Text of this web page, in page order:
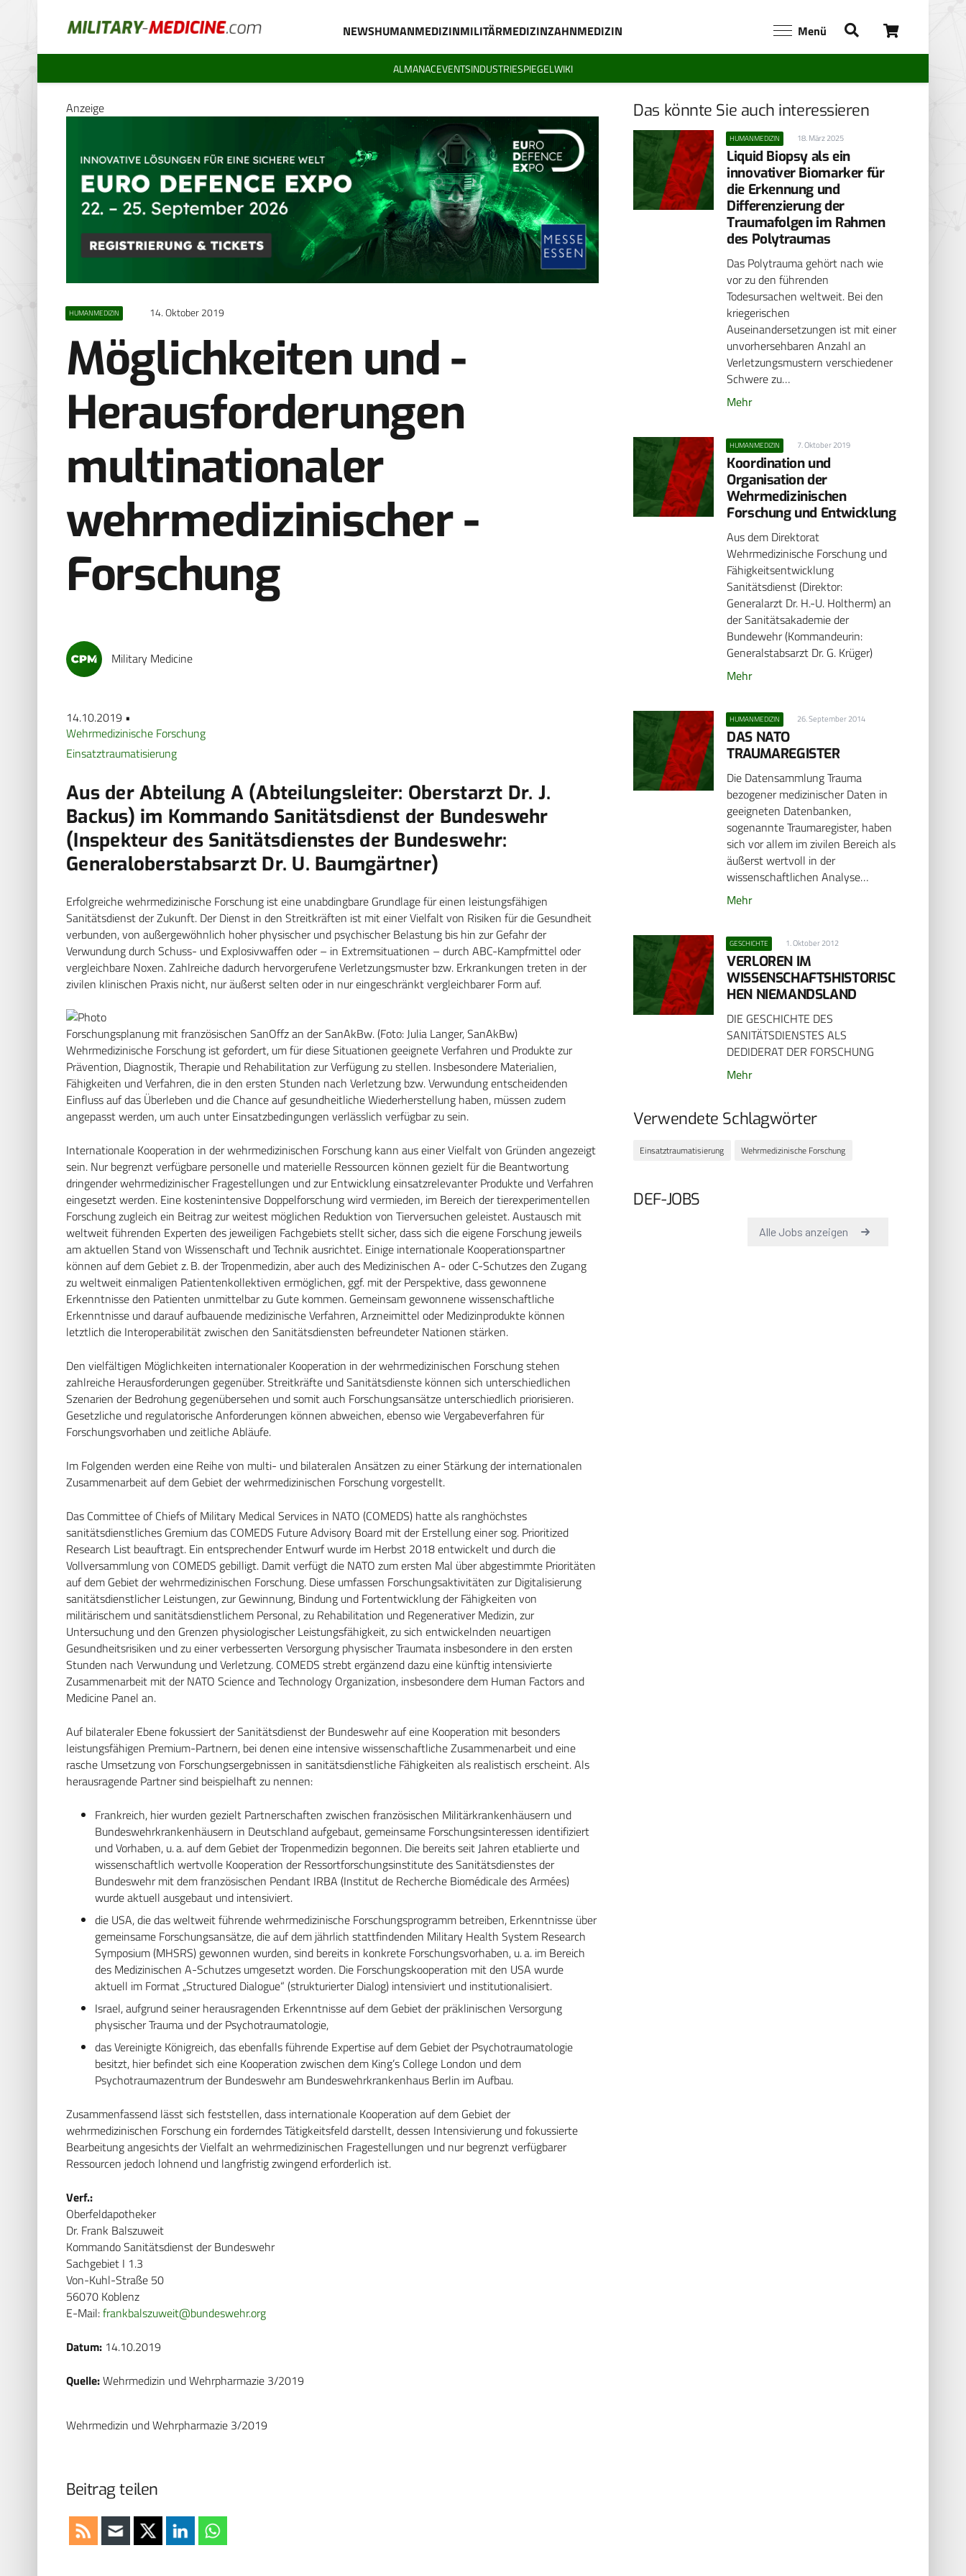
NEWSHUMANMEDIZINMILITÄRMEDIZINZAHNMEDIZIN Menü
ALMANACEVENTSINDUSTRIESPIEGELWIKI
Anzeige
HUMANMEDIZIN 14. Oktober 2019
Möglichkeiten und ­
Herausforderungen
multinationaler
wehrmedizinischer ­
Forschung
Military Medicine
14.10.2019 •
Wehrmedizinische Forschung
Einsatztraumatisierung
Aus der Abteilung A (Abteilungsleiter: Oberstarzt Dr. J.
Backus) im Kommando Sanitätsdienst der Bundeswehr
(Inspekteur des Sanitätsdienstes der Bundeswehr:
Generaloberstabsarzt Dr. U. Baumgärtner)
Erfolgreiche wehrmedizinische Forschung ist eine unabdingbare Grundlage für einen leistungsfähigen
Sanitätsdienst der Zukunft. Der Dienst in den Streitkräften ist mit einer Vielfalt von Risiken für die Gesundheit
verbunden, von außergewöhnlich hoher physischer und psychischer Belastung bis hin zur Gefahr der
Verwundung durch Schuss- und Explosivwaffen oder – in Extrem­situationen – durch ABC-Kampfmittel oder
vergleichbare Noxen. Zahlreiche dadurch hervorgerufene Verletzungsmuster bzw. Erkrankungen treten in der
zivilen klinischen Praxis nicht, nur äußerst selten oder in nur eingeschränkt vergleichbarer Form auf.
Forschungsplanung mit französischen SanOffz an der SanAkBw. (Foto: Julia Langer, SanAkBw)
Wehrmedizinische Forschung ist gefordert, um für diese Situationen geeignete Verfahren und Produkte zur
Prävention, Diagnostik, Therapie und Rehabilitation zur Verfügung zu stellen. Insbesondere Materialien,
Fähigkeiten und Verfahren, die in den ersten Stunden nach Verletzung bzw. Verwundung entscheidenden
Einfluss auf das Überleben und die Chance auf gesundheitliche Wiederherstellung haben, müssen zudem
angepasst werden, um auch unter Einsatzbedingungen verlässlich verfügbar zu sein.
Internationale Kooperation in der wehrmedizinischen Forschung kann aus einer Vielfalt von Gründen angezeigt
sein. Nur begrenzt verfügbare personelle und materielle Ressourcen können gezielt für die Beantwortung
dringender wehrmedizinischer Fragestellungen und zur Entwicklung einsatzrelevanter Produkte und Verfahren
eingesetzt werden. Eine kostenintensive Doppelforschung wird vermieden, im Bereich der tierexperimentellen
Forschung zugleich ein Beitrag zur weitest möglichen Reduktion von Tierversuchen geleistet. Austausch mit
weltweit führenden Experten des jeweiligen Fachgebiets stellt sicher, dass sich die eigene Forschung jeweils
am aktuellen Stand von Wissenschaft und Technik ausrichtet. Einige internationale Kooperationspartner
können auf dem Gebiet z. B. der Tropenmedizin, aber auch des Medizinischen A- oder C-Schutzes den Zugang
zu weltweit einmaligen Patientenkollektiven ermöglichen, ggf. mit der Perspektive, dass gewonnene
Erkenntnisse den Patienten unmittelbar zu Gute kommen. Gemeinsam gewonnene wissenschaftliche
Erkenntnisse und darauf aufbauende medizinische Verfahren, Arzneimittel oder Medizinprodukte können
letztlich die Interoperabilität zwischen den Sanitätsdiensten befreundeter Nationen stärken.
Den vielfältigen Möglichkeiten internationaler Kooperation in der wehrmedizinischen Forschung stehen
zahlreiche Herausforderungen gegenüber. Streitkräfte und Sanitätsdienste können sich unterschiedlichen
Szenarien der Bedrohung gegenübersehen und somit auch Forschungsansätze unterschiedlich priorisieren.
Gesetzliche und regulatorische Anforderungen können abweichen, ebenso wie Vergabeverfahren für
Forschungsvorhaben und zeitliche Abläufe.
Im Folgenden werden eine Reihe von multi- und bilateralen Ansätzen zu einer Stärkung der internationalen
Zusammenarbeit auf dem Gebiet der wehrmedizinischen Forschung vorgestellt.
Das Committee of Chiefs of Military Medical Services in NATO (COMEDS) hatte als ranghöchstes
sanitätsdienstliches Gremium das COMEDS Future Advisory Board mit der Erstellung einer sog. Prioritized
Research List beauftragt. Ein entsprechender Entwurf wurde im Herbst 2018 entwickelt und durch die
Vollversammlung von COMEDS gebilligt. Damit verfügt die NATO zum ersten Mal über abgestimmte Prioritäten
auf dem Gebiet der wehrmedizinischen Forschung. Diese umfassen Forschungsaktivitäten zur Digitalisierung
sanitätsdienstlicher Leistungen, zur Gewinnung, Bindung und Fortentwicklung der Fähigkeiten von
militärischem und sanitätsdienstlichem Personal, zu Rehabilitation und Regenerativer Medizin, zur
Untersuchung und den Grenzen physiologischer Leistungsfähigkeit, zu sich entwickelnden neuartigen
Gesundheitsrisiken und zu einer verbesserten Versorgung physischer Traumata insbesondere in den ersten
Stunden nach Verwundung und Verletzung. COMEDS strebt ergänzend dazu eine künftig intensivierte
Zusammenarbeit mit der NATO Science and Technology Organization, insbesondere dem Human Factors and
Medicine Panel an.
Auf bilateraler Ebene fokussiert der Sanitätsdienst der Bundeswehr auf eine Kooperation mit besonders
leistungsfähigen Premium-­Partnern, bei denen eine intensive wissenschaftliche Zusammenarbeit und eine
rasche Umsetzung von Forschungsergebnissen in sanitätsdienstliche Fähigkeiten als realistisch erscheint. Als
herausragende Partner sind beispielhaft zu nennen:
Frankreich, hier wurden gezielt Partnerschaften zwischen französischen Militärkrankenhäusern und
Bundeswehrkranken­häusern in Deutschland aufgebaut, gemeinsame Forschungsinteressen identifiziert
und Vorhaben, u. a. auf dem Gebiet der Tropenmedizin begonnen. Die bereits seit Jahren etablierte und
wissenschaftlich wertvolle Kooperation der Ressortforschungsinstitute des Sanitätsdienstes der
Bundeswehr mit dem französischen Pendant IRBA (Institut de Recherche Biomédicale des Armées)
wurde aktuell ausgebaut und intensiviert.
die USA, die das weltweit führende wehrmedizinische Forschungsprogramm betreiben, Erkenntnisse über
gemeinsame Forschungsansätze, die auf dem jährlich stattfindenden Military Health System Research
Symposium (MHSRS) gewonnen wurden, sind bereits in konkrete Forschungsvorhaben, u. a. im Bereich
des Medizinischen A-Schutzes umgesetzt worden. Die Forschungskooperation mit den USA wurde
aktuell im Format „Structured Dialogue“ (strukturierter Dialog) intensiviert und institutionalisiert.
Israel, aufgrund seiner herausragenden Erkenntnisse auf dem Gebiet der präklinischen Versorgung
physischer Trauma und der Psychotraumatologie,
das Vereinigte Königreich, das ebenfalls führende Expertise auf dem Gebiet der Psychotraumatologie
besitzt, hier befindet sich eine Kooperation zwischen dem King’s College London und dem
Psychotraumazentrum der Bundeswehr am Bundeswehrkrankenhaus Berlin im Aufbau.
Zusammenfassend lässt sich feststellen, dass internationale Kooperation auf dem Gebiet der
wehrmedizinischen Forschung ein forderndes Tätigkeitsfeld darstellt, dessen Intensivierung und fokussierte
Bearbeitung angesichts der Vielfalt an wehrmedizinischen Fragestellungen und nur begrenzt verfügbarer
Ressourcen jedoch lohnend und langfristig zwingend erforderlich ist.
Verf.:
Oberfeldapotheker
Dr. Frank Balszuweit
Kommando Sanitätsdienst der Bundeswehr
Sachgebiet I 1.3
Von-Kuhl-Straße 50
56070 Koblenz
E-Mail:frankbalszuweit@bundeswehr.org
Datum: 14.10.2019
Quelle:Wehrmedizin und Wehrpharmazie 3/2019
Wehrmedizin und Wehrpharmazie 3/2019
Beitrag teilen
Das könnte Sie auch interessieren
HUMANMEDIZIN 18. März 2025
Liquid Biopsy als ein
innovativer Biomarker für
die Erkennung und
Differenzierung der
Traumafolgen im Rahmen
des Polytraumas
Das Polytrauma gehört nach wie
vor zu den führenden
Todesursachen weltweit. Bei den
kriegerischen
Auseinandersetzungen ist mit einer
unvorhersehbaren Anzahl an
Verletzungsmustern verschiedener
Schwere zu…
Mehr
HUMANMEDIZIN 7. Oktober 2019
Koordination und
Organisation der
Wehrmedizinischen
Forschung und ­Entwicklung
Aus dem Direktorat
Wehrmedizinische Forschung und
Fähigkeitsentwicklung
Sanitätsdienst (Direktor:
Generalarzt Dr. H.-U. Holtherm) an
der Sanitätsakademie der
Bundewehr (Kommandeurin:
Generalstabsarzt Dr. G. Krüger)
Mehr
HUMANMEDIZIN 26. September 2014
DAS NATO
TRAUMAREGISTER
Die Datensammlung Trauma
bezogener medizinischer Daten in
geeigneten Datenbanken,
sogenannte Traumaregister, haben
sich vor allem im zivilen Bereich als
äußerst wertvoll in der
wissenschaftlichen Analyse…
Mehr
GESCHICHTE 1. Oktober 2012
VERLOREN IM
WISSENSCHAFTSHISTORISC
HEN NIEMANDSLAND
DIE GESCHICHTE DES
SANITÄTSDIENSTES ALS
DEDIDERAT DER FORSCHUNG
Mehr
Verwendete Schlagwörter
Einsatztraumatisierung Wehrmedizinische Forschung
DEF-JOBS